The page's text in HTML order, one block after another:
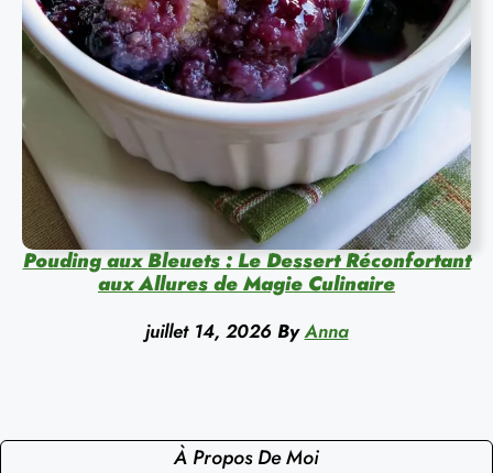
Pouding aux Bleuets : Le Dessert Réconfortant
aux Allures de Magie Culinaire
juillet 14, 2026 By Anna
À Propos De Moi